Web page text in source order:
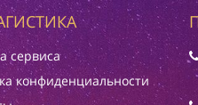
сервиса
конфиденциальности